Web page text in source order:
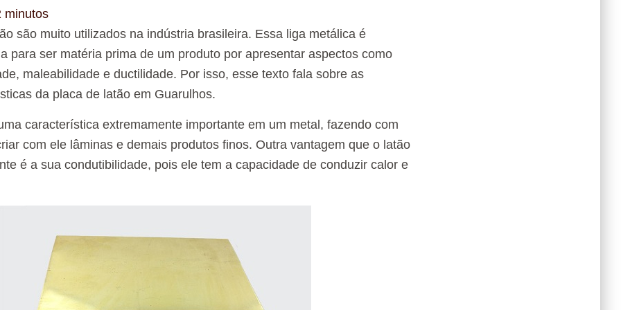
minutos
são muito utilizados na indústria brasileira. Essa liga metálica é
para ser matéria prima de um produto por apresentar aspectos como
maleabilidade e ductilidade. Por isso, esse texto fala sobre as
da placa de latão em Guarulhos.
característica extremamente importante em um metal, fazendo com
com ele lâminas e demais produtos finos. Outra vantagem que o latão
é a sua condutibilidade, pois ele tem a capacidade de conduzir calor e